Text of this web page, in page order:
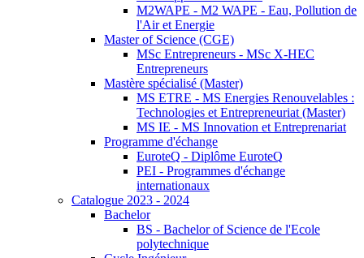
M2WAPE - M2 WAPE - Eau, Pollution de
l'Air et Energie
Master of Science (CGE)
MSc Entrepreneurs - MSc X-HEC
Entrepreneurs
Mastère spécialisé (Master)
MS ETRE - MS Energies Renouvelables :
Technologies et Entrepreneuriat (Master)
MS IE - MS Innovation et Entreprenariat
Programme d'échange
EuroteQ - Diplôme EuroteQ
PEI - Programmes d'échange
internationaux
Catalogue 2023 - 2024
Bachelor
BS - Bachelor of Science de l'Ecole
polytechnique